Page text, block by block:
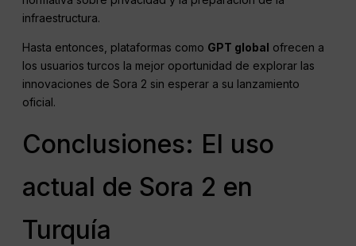
infraestructura.
Hasta entonces, plataformas como GPT global ofrecen a
los usuarios turcos la mejor oportunidad de explorar las
innovaciones de Sora 2 sin esperar a su lanzamiento
oficial.
Conclusiones: El uso
actual de Sora 2 en
Turquía